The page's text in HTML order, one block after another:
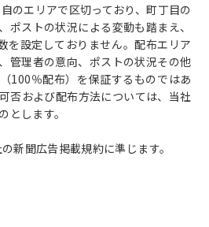
のエリアで区切っており、町丁目の
ポストの状況による変動も踏まえ、
を設定しておりません。配布エリア
管理者の意向、ポストの状況その他
100％配布）を保証するものではあ
否および配布方法については、当社
とします。
新聞広告掲載規約に準じます。